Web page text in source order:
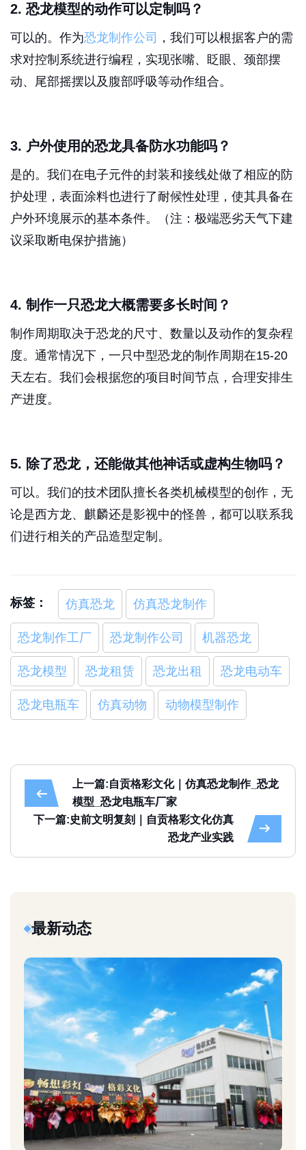
2. 恐龙模型的动作可以定制吗？
可以的。作为恐龙制作公司
，我们可以根据客户的需
求对控制系统进行编程，实现张嘴、眨眼、颈部摆
动、尾部摇摆以及腹部呼吸等动作组合。
3. 户外使用的恐龙具备防水功能吗？
是的。我们在电子元件的封装和接线处做了相应的防
护处理，表面涂料也进行了耐候性处理，使其具备在
户外环境展示的基本条件。（注：极端恶劣天气下建
议采取断电保护措施）
4. 制作一只恐龙大概需要多长时间？
制作周期取决于恐龙的尺寸、数量以及动作的复杂程
度。通常情况下，一只中型恐龙的制作周期在15-20
天左右。我们会根据您的项目时间节点，合理安排生
产进度。
5. 除了恐龙，还能做其他神话或虚构生物吗？
可以。我们的技术团队擅长各类机械模型的创作，无
论是西方龙、麒麟还是影视中的怪兽，都可以联系我
们进行相关的产品造型定制。
标签： 仿真恐龙 仿真恐龙制作
恐龙制作工厂 恐龙制作公司 机器恐龙
恐龙模型 恐龙租赁 恐龙出租 恐龙电动车
恐龙电瓶车 仿真动物 动物模型制作
上一篇:自贡格彩文化｜仿真恐龙制作_恐龙
模型_恐龙电瓶车厂家
下一篇:史前文明复刻｜自贡格彩文化仿真
恐龙产业实践
最新动态